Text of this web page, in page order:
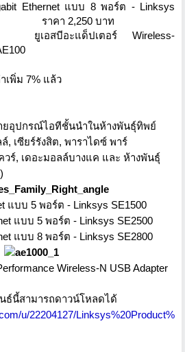
Ethernet แบบ 8 พอร์ต - Linksys
ราคา 2,250 บาท
ยูเอสบีอะแด็ปเตอร์ Wireless-
เพิ่ม 7% แล้ว
ยอุปกรณ์ไอทีชั้นนำในห้างพันธุ์ทิพย์
, เซียร์รังสิต, พาราไดซ์ พาร์
วร์, เดอะมอลล์บางแค และ ห้างพันธุ์
แบบ 5 พอร์ต - Linksys SE1500
แบบ 5 พอร์ต - Linksys SE2500
แบบ 8 พอร์ต - Linksys SE2800
Wireless-N USB Adapter
ธ์นี้สามารถดาวน์โหลดได้
u/22204127/Linksys%20Product%